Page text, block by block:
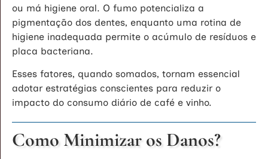
ou má higiene oral. O fumo potencializa a
pigmentação dos dentes, enquanto uma rotina de
higiene inadequada permite o acúmulo de resíduos e
placa bacteriana.
Esses fatores, quando somados, tornam essencial
adotar estratégias conscientes para reduzir o
impacto do consumo diário de café e vinho.
Como Minimizar os Danos?